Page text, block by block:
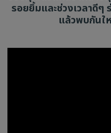
รอยยิ้มและช่วงเวลาดีๆ
แล้วพบกันใ